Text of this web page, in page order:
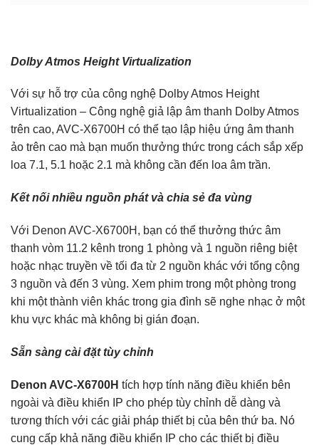
Dolby Atmos Height Virtualization
Với sự hỗ trợ của công nghệ Dolby Atmos Height
Virtualization – Công nghệ giả lập âm thanh Dolby Atmos
trên cao, AVC-X6700H có thể tạo lập hiệu ứng âm thanh
ảo trên cao mà bạn muốn thưởng thức trong cách sắp xếp
loa 7.1, 5.1 hoặc 2.1 mà không cần đến loa âm trần.
Kết nối nhiều nguồn phát và chia sẻ đa vùng
Với Denon AVC-X6700H, bạn có thể thưởng thức âm
thanh vòm 11.2 kênh trong 1 phòng và 1 nguồn riêng biệt
hoặc nhạc truyền về tối đa từ 2 nguồn khác với tổng cộng
3 nguồn và đến 3 vùng. Xem phim trong một phòng trong
khi một thành viên khác trong gia đình sẽ nghe nhạc ở một
khu vực khác mà không bị gián đoạn.
Sẵn sàng cài đặt tùy chỉnh
Denon AVC-X6700H tích hợp tính năng điều khiển bên
ngoài và điều khiển IP cho phép tùy chỉnh dễ dàng và
tương thích với các giải pháp thiết bị của bên thứ ba. Nó
cung cấp khả năng điều khiển IP cho các thiết bị điều